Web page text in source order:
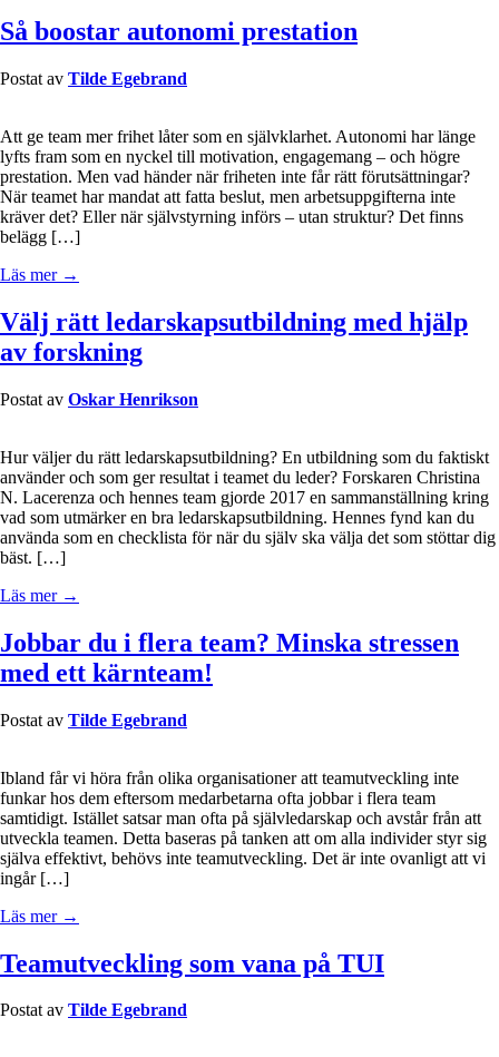
Så boostar autonomi prestation
Postat av Tilde Egebrand
Att ge team mer frihet låter som en självklarhet. Autonomi har länge
lyfts fram som en nyckel till motivation, engagemang – och högre
prestation. Men vad händer när friheten inte får rätt förutsättningar?
När teamet har mandat att fatta beslut, men arbetsuppgifterna inte
kräver det? Eller när självstyrning införs – utan struktur? Det finns
belägg […]
Läs mer →
Välj rätt ledarskapsutbildning med hjälp
av forskning
Postat av Oskar Henrikson
Hur väljer du rätt ledarskapsutbildning? En utbildning som du faktiskt
använder och som ger resultat i teamet du leder? Forskaren Christina
N. Lacerenza och hennes team gjorde 2017 en sammanställning kring
vad som utmärker en bra ledarskapsutbildning. Hennes fynd kan du
använda som en checklista för när du själv ska välja det som stöttar dig
bäst. […]
Läs mer →
Jobbar du i flera team? Minska stressen
med ett kärnteam!
Postat av Tilde Egebrand
Ibland får vi höra från olika organisationer att teamutveckling inte
funkar hos dem eftersom medarbetarna ofta jobbar i flera team
samtidigt. Istället satsar man ofta på självledarskap och avstår från att
utveckla teamen. Detta baseras på tanken att om alla individer styr sig
själva effektivt, behövs inte teamutveckling. Det är inte ovanligt att vi
ingår […]
Läs mer →
Teamutveckling som vana på TUI
Postat av Tilde Egebrand